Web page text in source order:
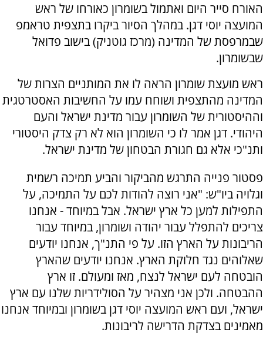
האורח סייר היום ואתמול בשומרון כאורחו של ראש
המועצה יוסי דגן. במהלך הסיור ביקרו בתצפית טראמפ
שבמרפסת של המדינה (מרכז גוטניק) בישוב פדואל
שבשומרון.
ראש מועצת שומרון הראה לו את המותניים הצרות של
המדינה מהתצפית ושוחח עמו על החשיבות האסטרטגית
וההיסטורית של השומרון עבור מדינת ישראל והעם
היהודי. דגן אמר לו כי השומרון הוא לא רק צדק היסטורי
ותנ"כי אלא גם חגורת הבטחון של מדינת ישראל.
פסטור פנייה התרגש מהביקור והביע תמיכה רשמית
וגלויה ביו"ש: "אני רוצה להודות לכם על התמיכה, על
התפילות למען כל ארץ ישראל. אבל במיוחד - אנחנו
צריכים להתפלל עבור יהודה ושומרון, במיוחד עבור
הריבונות על הארץ הזו. על פי התנ"ך, אנחנו יודעים
שאלוהים נגד חלוקת הארץ. אנחנו יודעים שהארץ
הובטחה לעם ישראל לנצח, מאז ומעולם. זו ארץ
ההבטחה. ולכן אני מצהיר על הסולידריות שלנו עם ארץ
ישראל, ועם ראש המועצה יוסי דגן בשומרון ובמיוחד אנחנו
מאמינים בצדקת הדרישה לריבונות.